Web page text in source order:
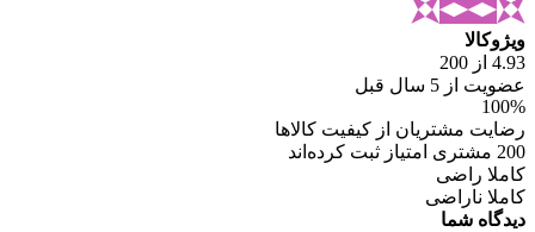
ویژوکالا
4.93 از 200
عضویت از 5 سال قبل
100%
رضایت مشتریان از کیفیت کالاها
200 مشتری امتیاز ثبت کرده‌اند
کاملا راضی
کاملا ناراضی
دیدگاه شما